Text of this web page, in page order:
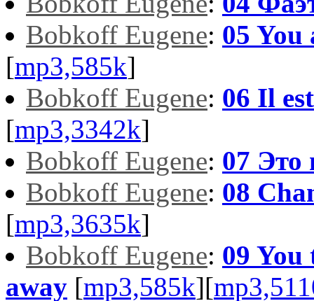
Bobkoff Eugene: 05 You
[mp3,585k]
Bobkoff Eugene: 06 Il
[mp3,3342k]
Bobkoff Eugene: 07 Это
Bobkoff Eugene: 08
[mp3,3635k]
Bobkoff Eugene: 09 You
away [mp3,585k][